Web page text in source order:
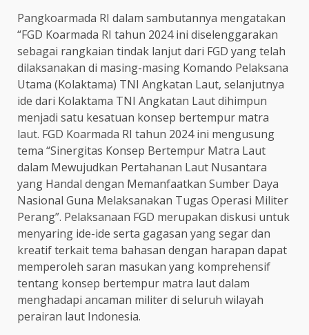
Pangkoarmada RI dalam sambutannya mengatakan
“FGD Koarmada RI tahun 2024 ini diselenggarakan
sebagai rangkaian tindak lanjut dari FGD yang telah
dilaksanakan di masing-masing Komando Pelaksana
Utama (Kolaktama) TNI Angkatan Laut, selanjutnya
ide dari Kolaktama TNI Angkatan Laut dihimpun
menjadi satu kesatuan konsep bertempur matra
laut. FGD Koarmada RI tahun 2024 ini mengusung
tema “Sinergitas Konsep Bertempur Matra Laut
dalam Mewujudkan Pertahanan Laut Nusantara
yang Handal dengan Memanfaatkan Sumber Daya
Nasional Guna Melaksanakan Tugas Operasi Militer
Perang”. Pelaksanaan FGD merupakan diskusi untuk
menyaring ide-ide serta gagasan yang segar dan
kreatif terkait tema bahasan dengan harapan dapat
memperoleh saran masukan yang komprehensif
tentang konsep bertempur matra laut dalam
menghadapi ancaman militer di seluruh wilayah
perairan laut Indonesia.